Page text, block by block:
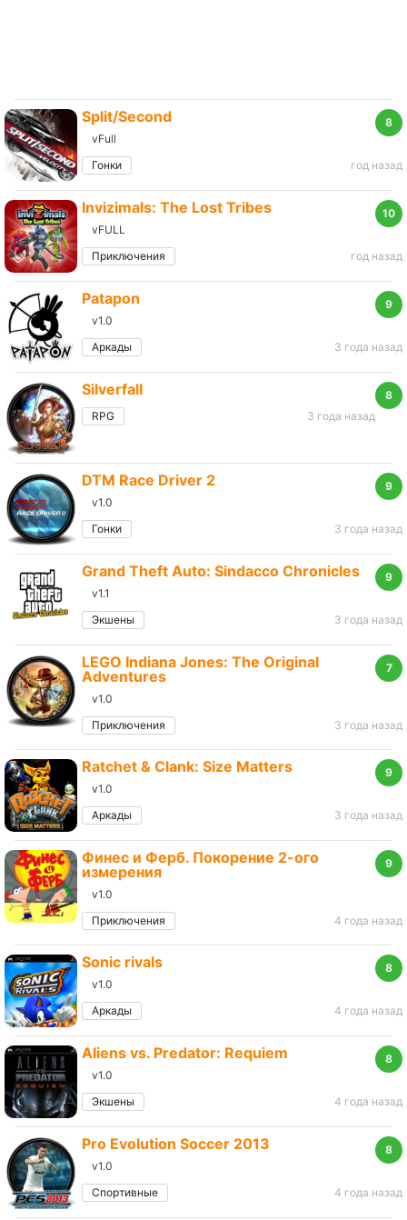
8
Split/Second
vFull
Гонки
год назад
10
Invizimals: The Lost Tribes
vFULL
Приключения
год назад
9
Patapon
v1.0
Аркады
3 года назад
8
Silverfall
RPG 3 года назад
9
DTM Race Driver 2
v1.0
Гонки
3 года назад
9
Grand Theft Auto: Sindacco Chronicles
v1.1
Экшены
3 года назад
7
LEGO Indiana Jones: The Original
Adventures
v1.0
Приключения
3 года назад
9
Ratchet & Clank: Size Matters
v1.0
Аркады
3 года назад
9
Финес и Ферб. Покорение 2-ого
измерения
v1.0
Приключения
4 года назад
8
Sonic rivals
v1.0
Аркады
4 года назад
8
Aliens vs. Predator: Requiem
v1.0
Экшены
4 года назад
8
Pro Evolution Soccer 2013
v1.0
Спортивные
4 года назад